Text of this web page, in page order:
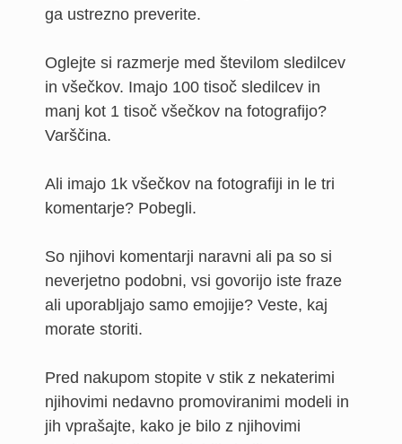
ga ustrezno preverite.
Oglejte si razmerje med številom sledilcev
in všečkov. Imajo 100 tisoč sledilcev in
manj kot 1 tisoč všečkov na fotografijo?
Varščina.
Ali imajo 1k všečkov na fotografiji in le tri
komentarje? Pobegli.
So njihovi komentarji naravni ali pa so si
neverjetno podobni, vsi govorijo iste fraze
ali uporabljajo samo emojije? Veste, kaj
morate storiti.
Pred nakupom stopite v stik z nekaterimi
njihovimi nedavno promoviranimi modeli in
jih vprašajte, kako je bilo z njihovimi